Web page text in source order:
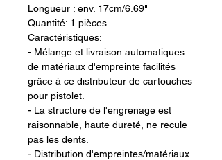
Longueur : env. 17cm/6.69"
Quantité: 1 pièces
Caractéristiques:
- Mélange et livraison automatiques
de matériaux d'empreinte facilités
grâce à ce distributeur de cartouches
pour pistolet.
- La structure de l'engrenage est
raisonnable, haute dureté, ne recule
pas les dents.
- Distribution d'empreintes/matériaux